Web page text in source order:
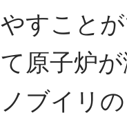
やすこと
て原子炉
ノブイリ